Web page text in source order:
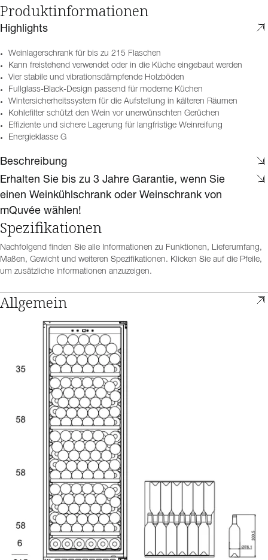
Produktinformationen
Highlights
Weinlagerschrank für bis zu 215 Flaschen
Kann freistehend verwendet oder in die Küche eingebaut werden
Vier stabile und vibrationsdämpfende Holzböden
Fullglass-Black-Design passend für moderne Küchen
Wintersicherheitssystem für die Aufstellung in kälteren Räumen
Kohlefilter schützt den Wein vor unerwünschten Gerüchen
Effiziente und sichere Lagerung für langfristige Weinreifung
Energieklasse G
Beschreibung
Erhalten Sie bis zu 3 Jahre Garantie, wenn Sie
einen Weinkühlschrank oder Weinschrank von
mQuvée wählen!
Spezifikationen
Nachfolgend finden Sie alle Informationen zu Funktionen, Lieferumfang,
Maßen, Gewicht und weiteren Spezifikationen. Klicken Sie auf die Pfeile,
um zusätzliche Informationen anzuzeigen.
Allgemein